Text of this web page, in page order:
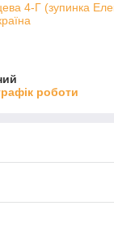
4-Г (зупинка
роботи